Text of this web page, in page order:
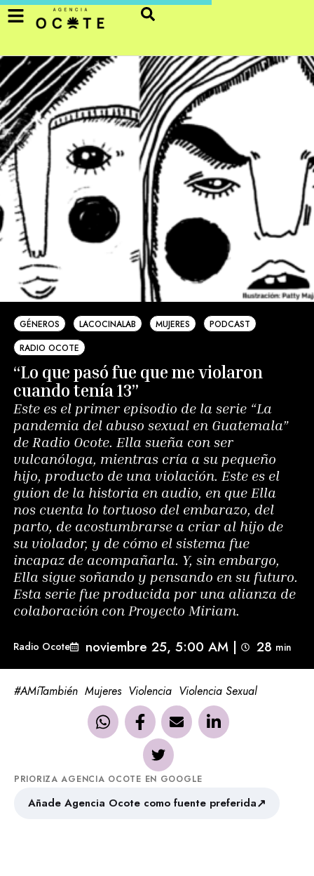
GÉNEROS LACOCINALAB MUJERES
PODCAST
RADIO OCOTE
“Lo que pasó fue que me violaron
cuando tenía 13”
Este es el primer episodio de la serie “La
pandemia del abuso sexual en Guatemala”
de Radio Ocote. Ella sueña con ser
vulcanóloga, mientras cría a su pequeño
hijo, producto de una violación. Este es el
guion de la historia en audio, en que Ella
nos cuenta lo tortuoso del embarazo, del
parto, de acostumbrarse a criar al hijo de
su violador, y de cómo el sistema fue
incapaz de acompañarla. Y, sin embargo,
Ella sigue soñando y pensando en su futuro.
Esta serie fue producida por una alianza de
colaboración con Proyecto Miriam.
Radio Ocote noviembre 25, 5:00 AM | 28 min
#AMíTambién Mujeres Violencia Violencia Sexual
PRIORIZA AGENCIA OCOTE EN GOOGLE
Añade Agencia Ocote como fuente preferida↗